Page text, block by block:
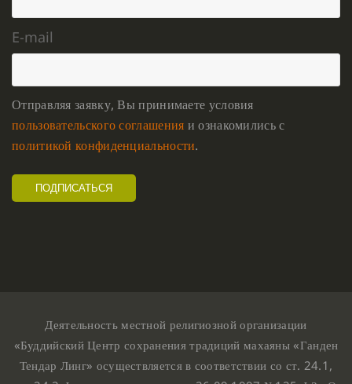
E-mail
Отправляя заявку, Вы принимаете условия
пользовательского соглашения и ознакомились с
политикой конфиденциальности.
Деятельность местной религиозной организации
«Буддийский Центр сохранения традиций махаяны «Ганден
Тендар Линг» осуществляется в соответствии со ст. 24.1,